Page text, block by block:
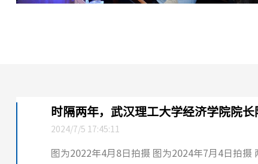
时隔两年，武汉理工大学经济学院院
2024/7/5 17:45:11
图为2022年4月8日拍摄 图为2024年7月4日拍摄 两年前的2022年4月8日，当时身为武汉理工大学审计处处长、经济学院